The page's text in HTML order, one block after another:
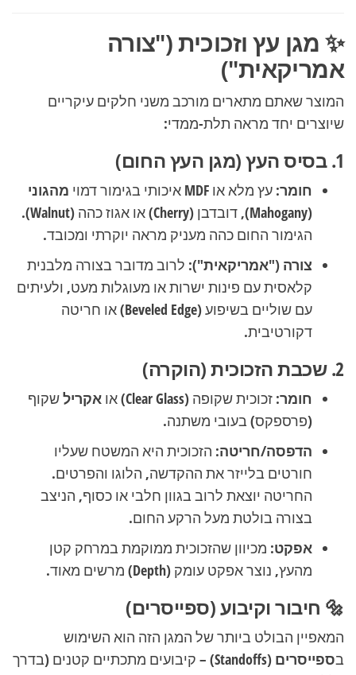
✨ מגן עץ וזכוכית ("צורה
אמריקאית")
המוצר שאתם מתארים מורכב משני חלקים עיקריים
שיוצרים יחד מראה תלת-ממדי:
1. בסיס העץ (מגן העץ החום)
חומר: עץ מלא או MDF איכותי בגימור דמוי
מהגוני
(Mahogany)
, דובדבן (Cherry) או אגוז כהה (Walnut).
הגימור החום כהה מעניק מראה יוקרתי ומכובד.
צורה ("אמריקאית"): לרוב מדובר בצורה מלבנית
קלאסית עם פינות ישרות או מעוגלות מעט, ולעיתים
עם שוליים בשיפוע (Beveled Edge) או חריטה
דקורטיבית.
2. שכבת הזכוכית (הוקרה)
חומר: זכוכית שקופה (Clear Glass) או אקרילשקוף
(פרספקס) בעובי משתנה.
הדפסה/חריטה: הזכוכית היא המשטח שעליו
חורטים בלייזר את ההקדשה, הלוגו והפרטים.
החריטה יוצאת לרוב בגוון חלבי או כסוף, הניצב
בצורה בולטת מעל הרקע החום.
אפקט: מכיוון שהזכוכית ממוקמת במרחק קטן
מהעץ, נוצר אפקט עומק (Depth) מרשים מאוד.
🔩 חיבור וקיבוע (ספייסרים)
המאפיין הבולט ביותר של המגן הזה הוא השימוש
בספייסרים (Standoffs)
– קיבועים מתכתיים קטנים (בדרך